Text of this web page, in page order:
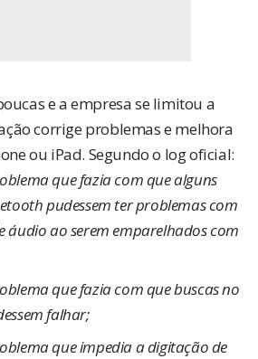
e a empresa se limitou a
corrige problemas e melhora
ou iPad. Segundo o log oficial:
que fazia com que alguns
pudessem ter problemas com
áudio ao serem emparelhados com
que fazia com que buscas no
falhar;
que impedia a digitação de